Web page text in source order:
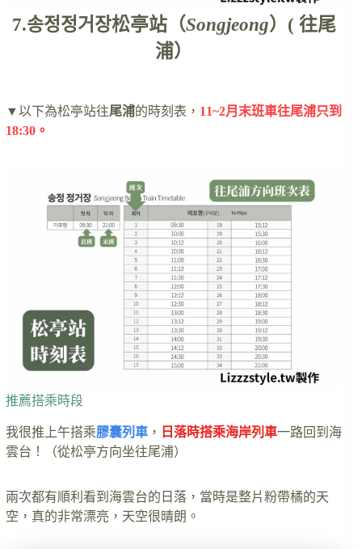
7.송정정거장松亭站（Songjeong）( 往尾
浦）
▼以下為松亭站往尾浦的時刻表， 11~2月末班車往尾浦只到
18:30。
推薦搭乘時段
我很推上午搭乘膠囊列車 ， 日落時搭乘海岸列車一路回到海
雲台！（從松亭方向坐往尾浦）
兩次都有順利看到海雲台的日落，當時是整片粉帶橘的天
空，真的非常漂亮，天空很晴朗。